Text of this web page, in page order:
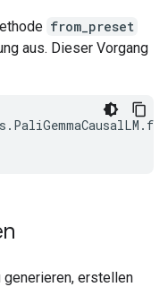
from_preset
aus. Dieser Vorgang
erstellen